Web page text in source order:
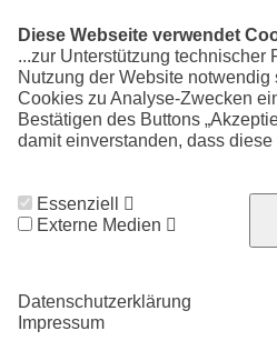
Marjna
© 2026 Chemnitzer
Diese Webseite verwendet
...zur Unterstützung technischer
Nutzung der Website
Cookies zu Analyse-Zwecken
Bestätigen des Buttons
damit einverstanden, dass
Essenziell
Externe Medien
Datenschutzerklärung
Impressum